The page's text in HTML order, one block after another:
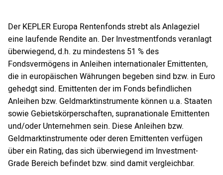
Der KEPLER Europa Rentenfonds strebt als Anlageziel
eine laufende Rendite an. Der Investmentfonds veranlagt
überwiegend, d.h. zu mindestens 51 % des
Fondsvermögens in Anleihen internationaler Emittenten,
die in europäischen Währungen begeben sind bzw. in Euro
gehedgt sind. Emittenten der im Fonds befindlichen
Anleihen bzw. Geldmarktinstrumente können u.a. Staaten
sowie Gebietskörperschaften, supranationale Emittenten
und/oder Unternehmen sein. Diese Anleihen bzw.
Geldmarktinstrumente oder deren Emittenten verfügen
über ein Rating, das sich überwiegend im Investment-
Grade Bereich befindet bzw. sind damit vergleichbar.